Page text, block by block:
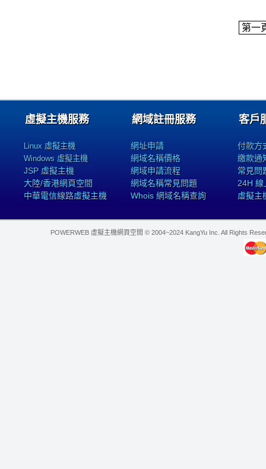
第一
虛擬主機服務
Linux 虛擬主機
Windows 虛擬主機
JSP 虛擬主機
大陸/香港網頁空間
中華電信線路虛擬主機
網域註冊服務
網址申請
網域名稱價格
網域申請流程
網域名稱常見問題
Whois 網域名稱查詢
客戶
付款方
繳款通
常見問
24H 線
虛擬主
POWERWEB 虛擬主機網頁空間 © 2004~2024 KangYu Inc. All Rights